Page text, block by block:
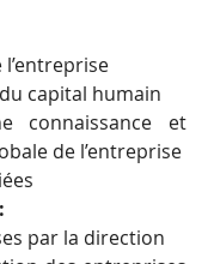
capital humain
connaissance et
par la direction